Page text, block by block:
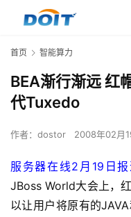
首页 智能算力
BEA渐行渐远 红
代Tuxedo
作者： dostor 2008年02月
服务器在线2月19日
JBoss World大会上，
以让用户将原有的